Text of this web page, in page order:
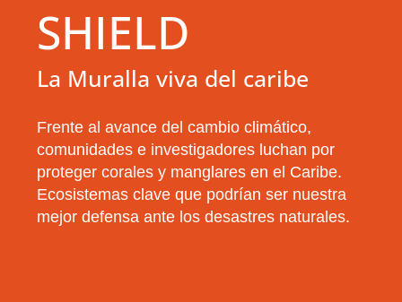
SHIELD
La Muralla viva del caribe
Frente al avance del cambio climático,
comunidades e investigadores luchan por
proteger corales y manglares en el Caribe.
Ecosistemas clave que podrían ser nuestra
mejor defensa ante los desastres naturales.